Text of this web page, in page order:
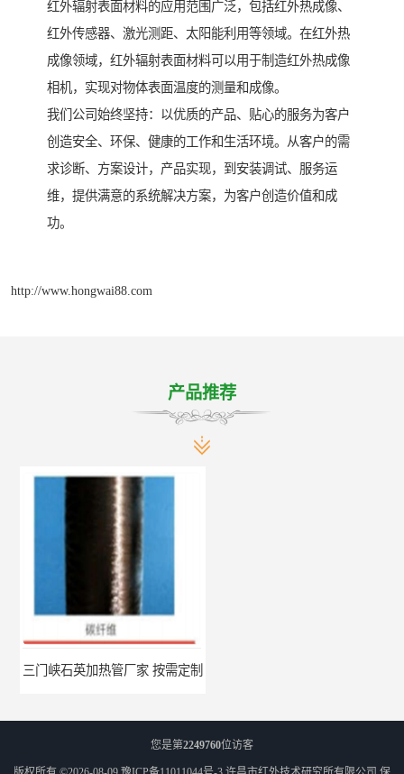
红外辐射表面材料的应用范围广泛，包括红外热成像、
红外传感器、激光测距、太阳能利用等领域。在红外热
成像领域，红外辐射表面材料可以用于制造红外热成像
相机，实现对物体表面温度的测量和成像。
我们公司始终坚持：以优质的产品、贴心的服务为客户
创造安全、环保、健康的工作和生活环境。从客户的需
求诊断、方案设计，产品实现，到安装调试、服务运
维，提供满意的系统解决方案，为客户创造价值和成
功。
http://www.hongwai88.com
产品推荐
三门峡石英加热管厂家 按需定制
您是第2249760位访客